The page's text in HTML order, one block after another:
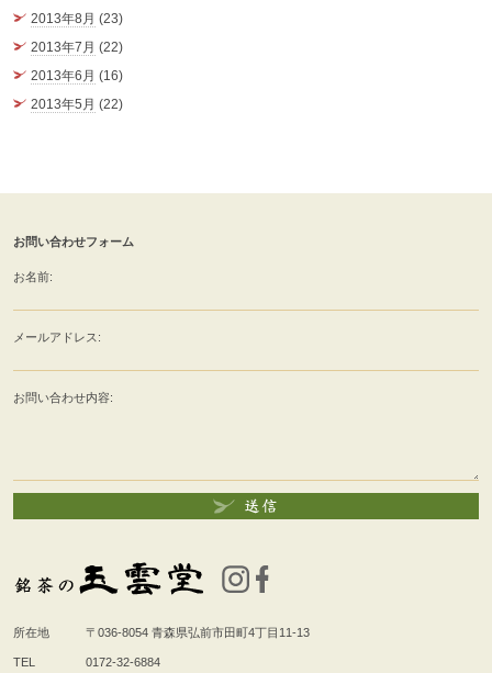
2013年8月 (23)
2013年7月 (22)
2013年6月 (16)
2013年5月 (22)
お問い合わせフォーム
お名前:
メールアドレス:
お問い合わせ内容:
所在地 〒036-8054 青森県弘前市田町4丁目11-13
TEL 0172-32-6884